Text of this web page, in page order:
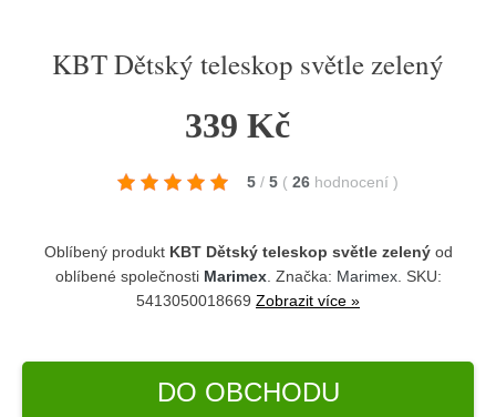
KBT Dětský teleskop světle zelený
339 Kč
5 / 5 ( 26 hodnocení )
Oblíbený produkt KBT Dětský teleskop světle zelenýod
oblíbené společnosti Marimex. Značka: Marimex. SKU:
5413050018669 Zobrazit více »
DO OBCHODU